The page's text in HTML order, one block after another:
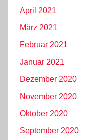
April 2021
März 2021
Februar 2021
Januar 2021
Dezember 2020
November 2020
Oktober 2020
September 2020